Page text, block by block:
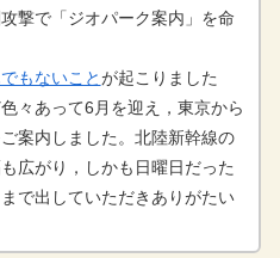
撃で「ジオパーク案内」を命
もないことが起こりました
々あって6月を迎え，東京から
案内しました。北陸新幹線の
広がり，しかも日曜日だった
で出していただきありがたい